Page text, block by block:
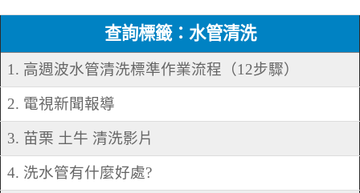
查詢標籤：水管清洗
1. 高週波水管清洗標準作業流程（12步驟）
2. 電視新聞報導
3. 苗栗 土牛 清洗影片
4. 洗水管有什麼好處?